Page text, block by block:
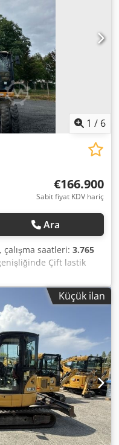
1 / 6
€166.900
Sabit fiyat KDV hariç
Ara
, çalışma saatleri: 3.765
Çift lastik
Alt yapı EW, 2.750 mm
5,80 m Kova bağlantı
bağlantı sistemi
Küçük ilan